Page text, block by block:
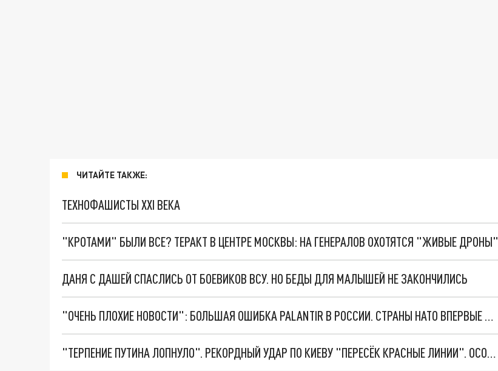
ЧИТАЙТЕ ТАКЖЕ:
ТЕХНОФАШИСТЫ XXI ВЕКА
"КРОТАМИ" БЫЛИ ВСЕ? ТЕРАКТ В ЦЕНТРЕ МОСКВЫ: НА ГЕНЕРАЛОВ ОХОТЯТСЯ "ЖИВЫЕ ДРОНЫ"
ДАНЯ С ДАШЕЙ СПАСЛИСЬ ОТ БОЕВИКОВ ВСУ. НО БЕДЫ ДЛЯ МАЛЫШЕЙ НЕ ЗАКОНЧИЛИСЬ
"ОЧЕНЬ ПЛОХИЕ НОВОСТИ": БОЛЬШАЯ ОШИБКА PALANTIR В РОССИИ. СТРАНЫ НАТО ВПЕРВЫЕ ЗА СВО ОСТАНОВИЛИ ПОСТАВКИ ОРУЖИЯ. ВСУ ТЕРЯЮТ ПРИГРАНИЧЬЕ?
"ТЕРПЕНИЕ ПУТИНА ЛОПНУЛО". РЕКОРДНЫЙ УДАР ПО КИЕВУ "ПЕРЕСЁК КРАСНЫЕ ЛИНИИ". ОСОБЫЕ СПЕЦЫ КНДР НА ЛБС? ТАЙНЫЕ ПЕРЕГОВОРЫ ЕВРОПЫ И МОСКВЫ